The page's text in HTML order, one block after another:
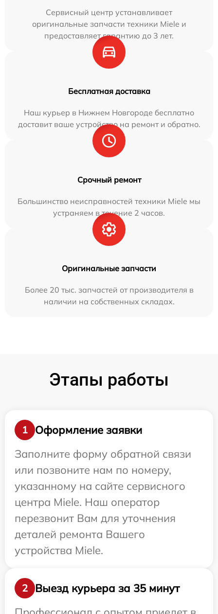
Сервисный центр устанавливает
оригинальные запчасти техники Miele и
предоставляет гарантию до 3 лет.
Бесплатная доставка
Наш курьер в Нижнем Новгороде бесплатно
доставит ваше устройство на ремонт и обратно.
Срочный ремонт
Большинство неисправностей техники Miele мы
устраняем в течение 2 часов.
Оригинальные запчасти
Более 20 тыс. запчастей от производителя в
наличии на собственных складах.
Этапы работы
1
Оформление заявки
Заполните форму обратной связи
или позвоните нам по номеру,
указанному на сайте сервисного
центра Miele. Наш оператор
перезвонит Вам для уточнения
деталей ремонта Вашего
устройства Miele.
2
Выезд курьера за 35 минут